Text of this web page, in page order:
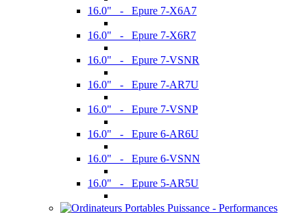
16.0" - Epure 7-X6A7
16.0" - Epure 7-X6R7
16.0" - Epure 7-VSNR
16.0" - Epure 7-AR7U
16.0" - Epure 7-VSNP
16.0" - Epure 6-AR6U
16.0" - Epure 6-VSNN
16.0" - Epure 5-AR5U